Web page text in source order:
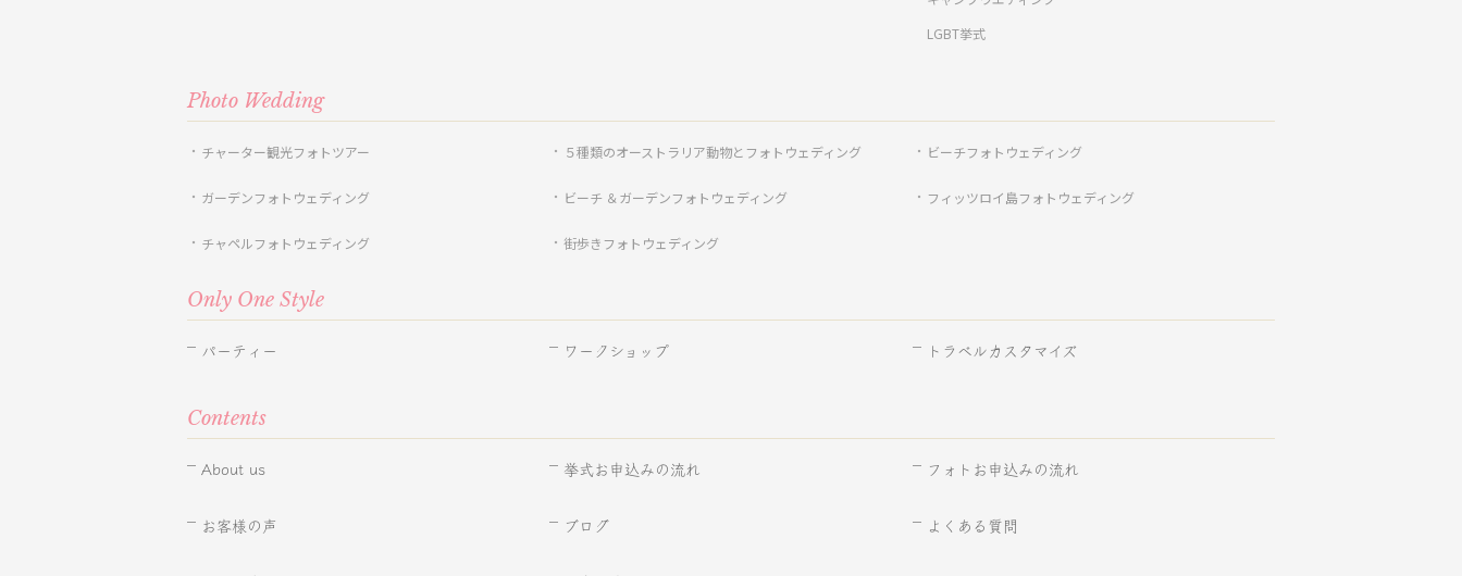
LGBT挙式
Photo Wedding
チャーター観光フォトツアー ５種類のオーストラリア動物とフォトウェディング ビーチフォトウェディング
ガーデンフォトウェディング ビーチ ＆ガーデンフォトウェディング フィッツロイ島フォトウェディング
チャペルフォトウェディング 街歩きフォトウェディング
Only One Style
パーティー ワークショップ トラベルカスタマイズ
Contents
About us 挙式お申込みの流れ フォトお申込みの流れ
お客様の声 ブログ よくある質問